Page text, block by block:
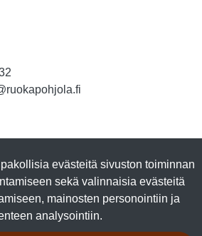
evästeitä sivuston toiminnan
sekä valinnaisia evästeitä
mainosten personointiin ja
analysointiin.